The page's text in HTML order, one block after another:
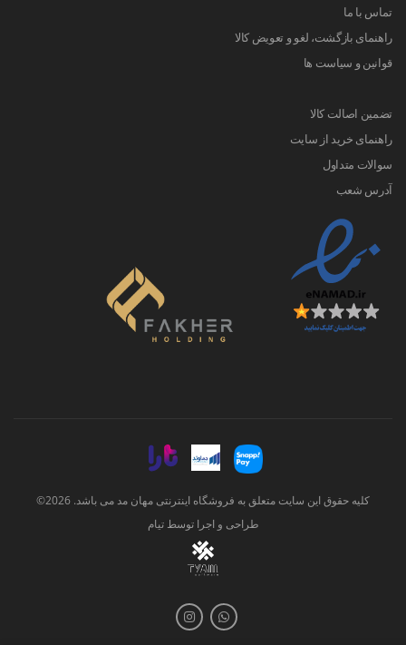
تماس با ما
راهنمای بازگشت، لغو و تعویض کالا
قوانین و سیاست ها
تضمین اصالت کالا
راهنمای خرید از سایت
سوالات متداول
آدرس شعب
کلیه حقوق این سایت متعلق به فروشگاه اینترنتی مهان مد می باشد. 2026©
طراحی و اجرا توسطتیام